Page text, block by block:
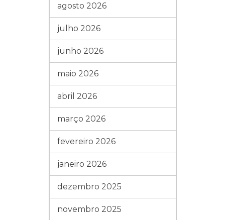
agosto 2026
julho 2026
junho 2026
maio 2026
abril 2026
março 2026
fevereiro 2026
janeiro 2026
dezembro 2025
novembro 2025